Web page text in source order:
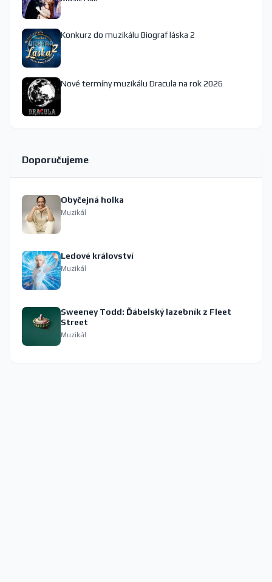
Konkurz do muzikálu Biograf láska 2
Nové termíny muzikálu Dracula na rok 2026
Doporučujeme
Obyčejná holka
Muzikál
Ledové království
Muzikál
Sweeney Todd: Ďábelský lazebník z Fleet
Street
Muzikál